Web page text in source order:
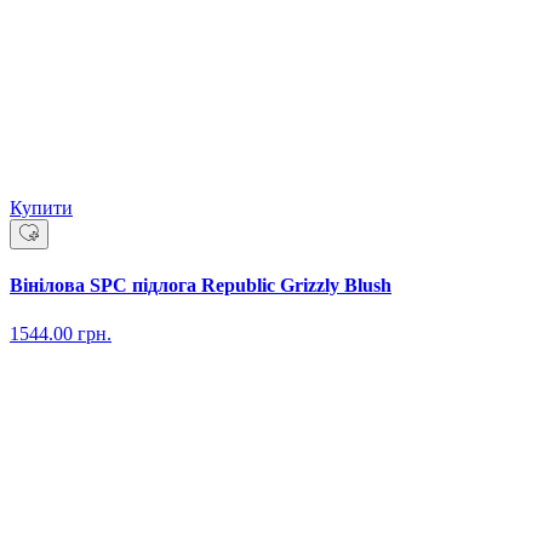
Купити
Вінілова SPC підлога Republic Grizzly Blush
1544.00 грн.